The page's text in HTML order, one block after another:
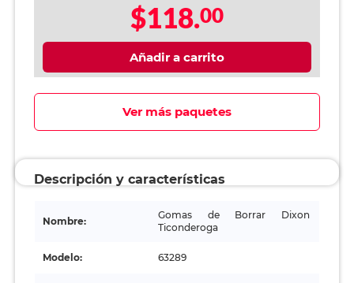
$118.00
Añadir a carrito
Ver más paquetes
Descripción y características
Nombre:
Gomas de Borrar Dixon
Ticonderoga
Modelo: 63289